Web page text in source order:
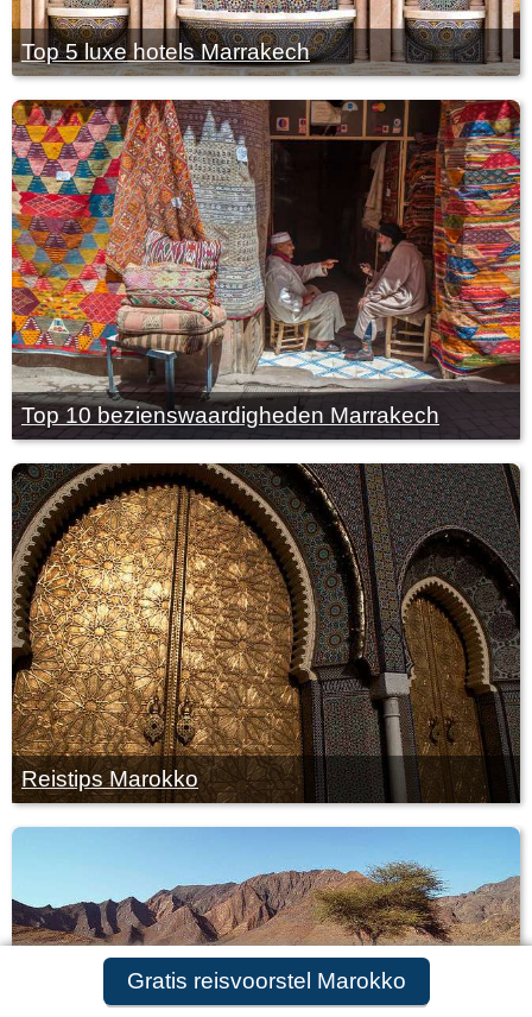
Gratis reisvoorstel aanvragen
Gratis reisvoorstel Marokko
Top 5 luxe hotels Marrakech
Top 10 bezienswaardigheden Marrakech
Reistips Marokko